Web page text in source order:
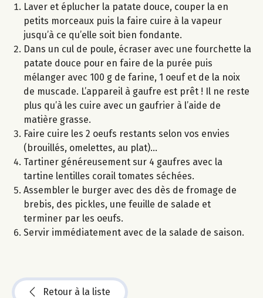
Laver et éplucher la patate douce, couper la en
petits morceaux puis la faire cuire à la vapeur
jusqu’à ce qu’elle soit bien fondante.
Dans un cul de poule, écraser avec une fourchette la
patate douce pour en faire de la purée puis
mélanger avec 100 g de farine, 1 oeuf et de la noix
de muscade. L’appareil à gaufre est prêt ! Il ne reste
plus qu’à les cuire avec un gaufrier à l’aide de
matière grasse.
Faire cuire les 2 oeufs restants selon vos envies
(brouillés, omelettes, au plat)…
Tartiner généreusement sur 4 gaufres avec la
tartine lentilles corail tomates séchées.
Assembler le burger avec des dès de fromage de
brebis, des pickles, une feuille de salade et
terminer par les oeufs.
Servir immédiatement avec de la salade de saison.
Retour à la liste